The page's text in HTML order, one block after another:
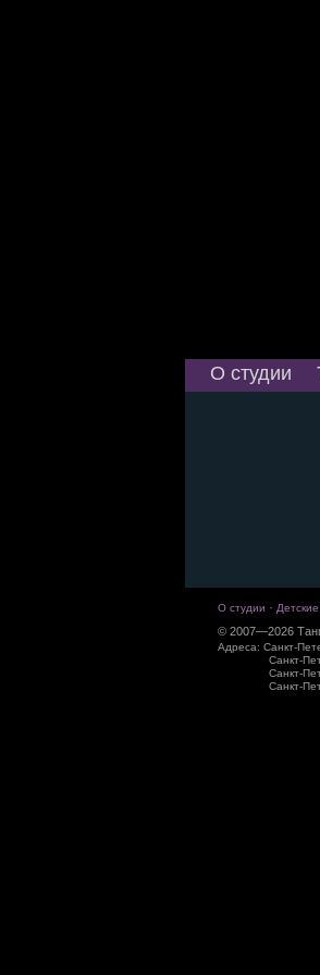
О студии
О студии ·
© 2007—2026
Адреса: Санкт-
Санкт-
Санкт-
Санкт-